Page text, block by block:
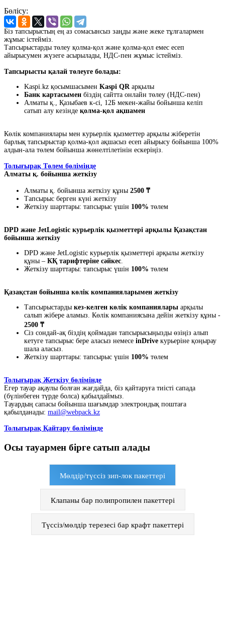
Бөлісу:
Біз тапсырыстың ең аз сомасынсыз заңды және жеке тұлғалармен
жұмыс істейміз.
Тапсырыстарды төлеу қолма-қол және қолма-қол емес есеп
айырысумен жүзеге асырылады, НДС-пен жұмыс істейміз.
Тапсырысты қалай төлеуге болады:
Kaspi.kz қосымшасымен Kaspi QRарқылы
Банк картасымен біздің сайтта онлайн төлеу (НДС-пен)
Алматы қ., Қазыбаев к-сі, 12Б мекен-жайы бойынша келіп
сатып алу кезінде қолма-қол ақшамен
Көлік компаниялары мен курьерлік қызметтер арқылы жіберетін
барлық тапсырыстар қолма-қол ақшасыз есеп айырысу бойынша 100%
алдын-ала төлем бойынша жөнелтілетінін ескеріңіз.
Толығырақ Төлем бөлімінде
Алматы қ. бойынша жеткізу
Алматы қ. бойынша жеткізу құны 2500 ₸
Тапсырыс берген күні жеткізу
Жеткізу шарттары: тапсырыс үшін 100% төлем
DPD және JetLogistic курьерлік қызметтері арқылы Қазақстан
бойынша жеткізу
DPD және JetLogistic курьерлік қызметтері арқылы жеткізу
құны – КҚ тарифтеріне сәйкес.
Жеткізу шарттары: тапсырыс үшін 100% төлем
Қазақстан бойынша көлік компанияларымен жеткізу
Тапсырыстарды кез-келген көлік компаниялары арқылы
салып жібере аламыз. Көлік компаниясына дейін жеткізу құны -
2500 ₸
Сіз сондай-ақ біздің қоймадан тапсырысыңызды өзіңіз алып
кетуге тапсырыс бере аласыз немесе inDrive курьеріне қоңырау
шала аласыз.
Жеткізу шарттары: тапсырыс үшін 100% төлем
Толығырақ Жеткізу бөлімінде
Егер тауар ақаулы болған жағдайда, біз қайтаруға тиісті сапада
(бүлінбеген түрде болса) қабылдаймыз.
Тауардың сапасы бойынша шағымдар электрондық поштаға
қабылданады: mail@webpack.kz
Толығырақ Қайтару бөлімінде
Осы тауармен бірге сатып алады
Мөлдір/түссіз зип-лок пакеттері
Клапаны бар полипропилен пакеттері
Түссіз/мөлдір терезесі бар крафт пакеттері